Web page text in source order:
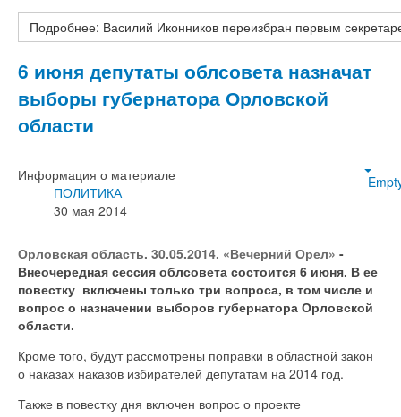
Подробнее: Василий Иконников переизбран первым
6 июня депутаты облсовета назначат
выборы губернатора Орловской
области
Информация о материале
ПОЛИТИКА
30 мая 2014
Орловская область. 30.05.2014. «Вечерний Орел» -
Внеочередная сессия облсовета состоится 6 июня. В ее
повестку включены только три вопроса, в том числе и
вопрос о назначении выборов губернатора Орловской
области.
Кроме того, будут рассмотрены поправки в областной закон
о наказах наказов избирателей депутатам на 2014 год.
Также в повестку дня включен вопрос о проекте